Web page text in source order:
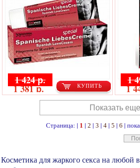
КУПИТЬ
1 424 р.
1 381 р.
1
1
Показать еще
Страница: | 1 |2 |3 |4 |5 |6 |
Косметика для жаркого секса на любой